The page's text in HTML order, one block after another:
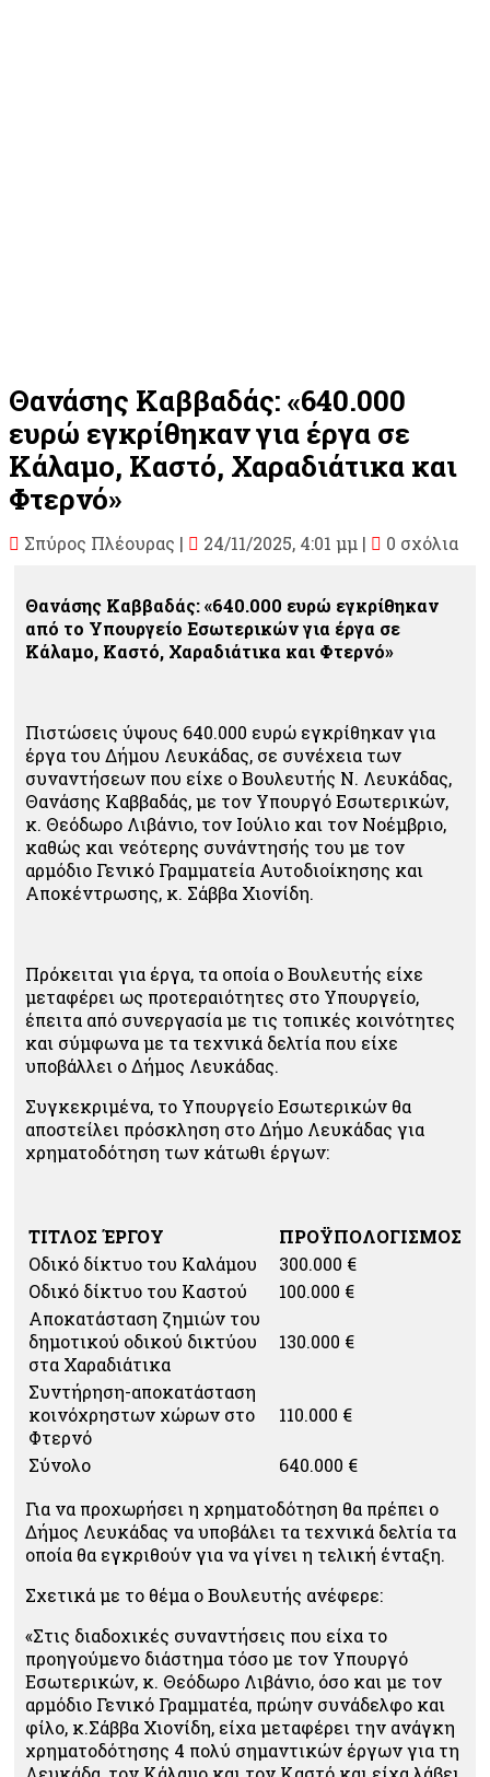
Θανάσης Καββαδάς: «640.000
ευρώ εγκρίθηκαν για έργα σε
Κάλαμο, Καστό, Χαραδιάτικα και
Φτερνό»
Σπύρος Πλέουρας | 24/11/2025, 4:01 μμ | 0 σχόλια
Θανάσης Καββαδάς: «640.000 ευρώ εγκρίθηκαν
από το Υπουργείο Εσωτερικών για έργα σε
Κάλαμο, Καστό, Χαραδιάτικα και Φτερνό»
Πιστώσεις ύψους 640.000 ευρώ εγκρίθηκαν για
έργα του Δήμου Λευκάδας, σε συνέχεια των
συναντήσεων που είχε ο Βουλευτής Ν. Λευκάδας,
Θανάσης Καββαδάς, με τον Υπουργό Εσωτερικών,
κ. Θεόδωρο Λιβάνιο, τον Ιούλιο και τον Νοέμβριο,
καθώς και νεότερης συνάντησής του με τον
αρμόδιο Γενικό Γραμματεία Αυτοδιοίκησης και
Αποκέντρωσης, κ. Σάββα Χιονίδη.
Πρόκειται για έργα, τα οποία ο Βουλευτής είχε
μεταφέρει ως προτεραιότητες στο Υπουργείο,
έπειτα από συνεργασία με τις τοπικές κοινότητες
και σύμφωνα με τα τεχνικά δελτία που είχε
υποβάλλει ο Δήμος Λευκάδας.
Συγκεκριμένα, το Υπουργείο Εσωτερικών θα
αποστείλει πρόσκληση στο Δήμο Λευκάδας για
χρηματοδότηση των κάτωθι έργων:
ΤΙΤΛΟΣ ΈΡΓΟΥ
ΠΡΟΫΠΟΛΟΓΙΣΜΟΣ
Οδικό δίκτυο του Καλάμου
300.000 €
Οδικό δίκτυο του Καστού
100.000 €
Αποκατάσταση ζημιών του
δημοτικού οδικού δικτύου
στα Χαραδιάτικα
130.000 €
Συντήρηση-αποκατάσταση
κοινόχρηστων χώρων στο
Φτερνό
110.000 €
Σύνολο
640.000 €
Για να προχωρήσει η χρηματοδότηση θα πρέπει ο
Δήμος Λευκάδας να υποβάλει τα τεχνικά δελτία τα
οποία θα εγκριθούν για να γίνει η τελική ένταξη.
Σχετικά με το θέμα ο Βουλευτής ανέφερε:
«Στις διαδοχικές συναντήσεις που είχα το
προηγούμενο διάστημα τόσο με τον Υπουργό
Εσωτερικών, κ. Θεόδωρο Λιβάνιο, όσο και με τον
αρμόδιο Γενικό Γραμματέα, πρώην συνάδελφο και
φίλο, κ.Σάββα Χιονίδη, είχα μεταφέρει την ανάγκη
χρηματοδότησης 4 πολύ σημαντικών έργων για τη